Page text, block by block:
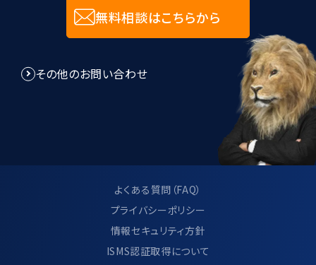
無料相談はこちらから
その他のお問い合わせ
よくある質問（FAQ）
プライバシーポリシー
情報セキュリティ方針
ISMS認証取得について